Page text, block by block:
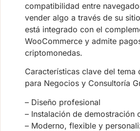
compatibilidad entre
vender algo a través de su
está integrado con el
WooCommerce y admite
criptomonedas.
Características clave del tema
para Negocios y Consultoría
– Diseño profesional
– Instalación de demostración
– Moderno, flexible y